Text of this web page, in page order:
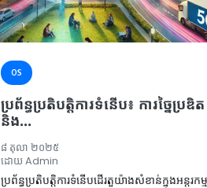
OS
ប្រព័ន្ធប្រតិបត្តិការទំនើប៖ ការច្នៃប្រឌិត
និង...
៨ តុលា ២០២៥
ដោយ Admin
ប្រព័ន្ធប្រតិបត្តិការទំនើបដើរតួយ៉ាងសំខាន់ក្នុងអន្តរក